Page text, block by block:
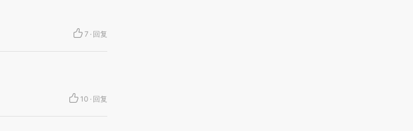
7 · 回复
10 · 回复